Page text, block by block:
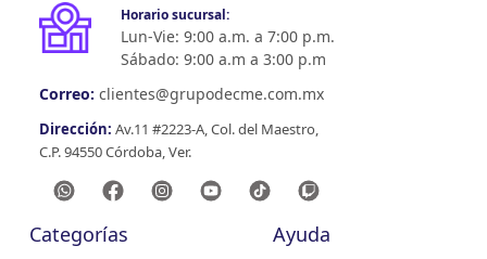
Horario sucursal:
Lun-Vie: 9:00 a.m. a 7:00 p.m.
Sábado: 9:00 a.m a 3:00 p.m
Correo: clientes@grupodecme.com.mx
Dirección: Av.11 #2223-A, Col. del Maestro,
C.P. 94550 Córdoba, Ver.
Categorías
Ayuda